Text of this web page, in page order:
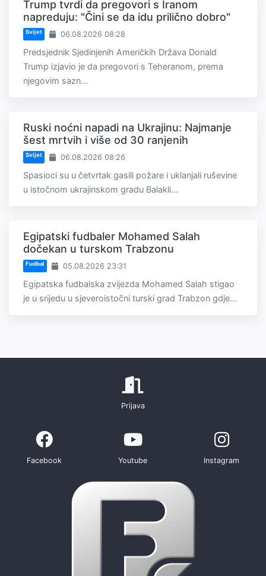
Trump tvrdi da pregovori s Iranom
napreduju: "Čini se da idu prilično dobro"
Svijet 06.08.2026 08:28
Predsjednik Sjedinjenih Američkih Država Donald
Trump izjavio je da pregovori s Teheranom, prema
njegovim sazn...
Ruski noćni napadi na Ukrajinu: Najmanje
šest mrtvih i više od 30 ranjenih
Svijet 06.08.2026 08:26
Spasioci su u četvrtak gasili požare i uklanjali ruševine
u istočnom ukrajinskom gradu Balakli...
Egipatski fudbaler Mohamed Salah
dočekan u turskom Trabzonu
Fudbal 05.08.2026 23:31
Egipatska fudbalska zvijezda Mohamed Salah stigao
je u srijedu u sjeveroistočni turski grad Trabzon gdje...
Prijava
Facebook Youtube Instagram